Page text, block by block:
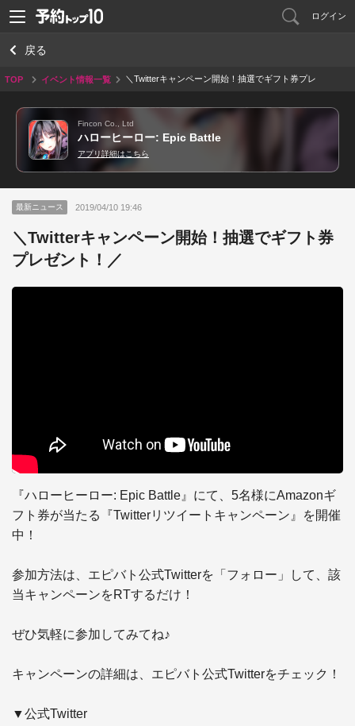
ログイン
戻る
TOP イベント情報一覧
＼Twitterキャンペーン開始！抽選でギフト券プレ
Fincon Co., Ltd
ハローヒーロー: Epic Battle
アプリ詳細はこちら
最新ニュース 2019/04/10 19:46
＼Twitterキャンペーン開始！抽選でギフト券
プレゼント！／
『ハローヒーロー: Epic Battle』にて、5名様にAmazonギ
フト券が当たる『Twitterリツイートキャンペーン』を開催
中！
参加方法は、エピバト公式Twitterを「フォロー」して、該
当キャンペーンをRTするだけ！
ぜひ気軽に参加してみてね♪
キャンペーンの詳細は、エピバト公式Twitterをチェック！